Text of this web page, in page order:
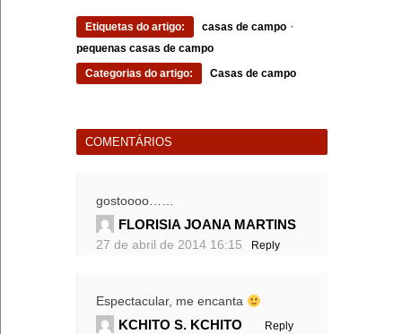
Etiquetas do artigo: casas de campo ·
pequenas casas de campo
Categorias do artigo:
Casas de campo
COMENTÁRIOS
gostoooo……
FLORISIA JOANA MARTINS
27 de abril de 2014 16:15 Reply
Espectacular, me encanta
KCHITO S. KCHITO Reply